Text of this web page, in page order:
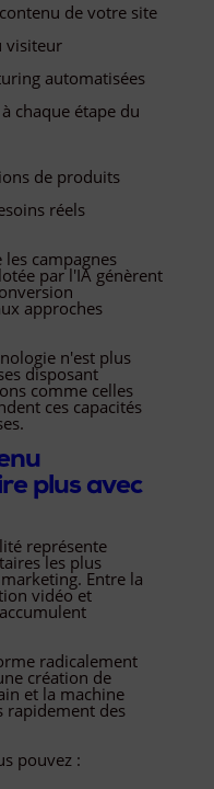
de votre site
visiteur
automatisées
chaque étape du
de produits
réels
campagnes
par l'IA génèrent
approches
n'est plus
disposant
comme celles
ces capacités
plus avec
représente
les plus
Entre la
vidéo et
radicalement
création de
et la machine
rapidement des
pouvez :